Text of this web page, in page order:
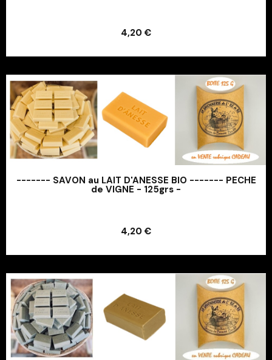
4,20 €
Ajouter au panier
------- SAVON au LAIT D'ANESSE BIO ------- PECHE
de VIGNE - 125grs -
4,20 €
Ajouter au panier